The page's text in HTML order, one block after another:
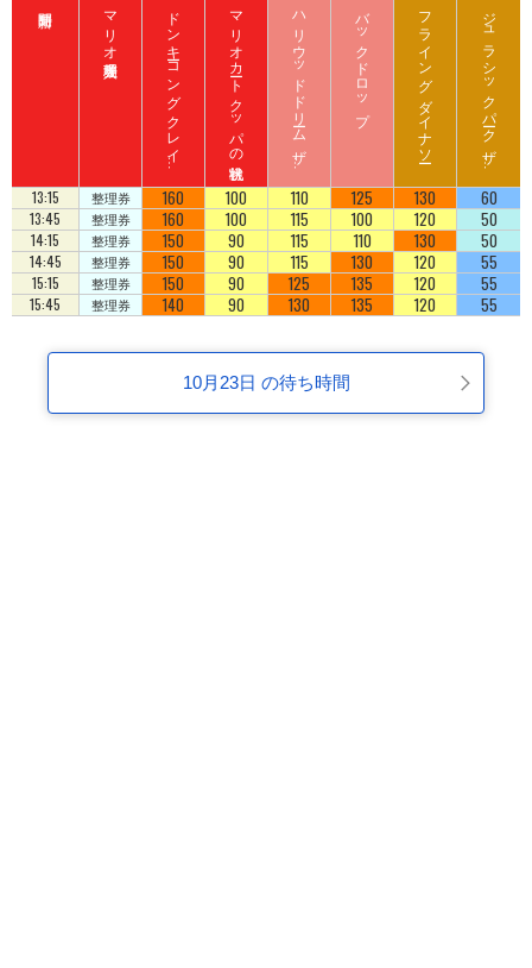
マリオ入場整理券 ド
ン
キ
ーコ
ン
グ
ク
レ
イ
ジ
ート
ロ
ッ
コ
マリオカート クッパの挑戦状 ハ
リ
ウ
ッ
ド
ド
リ
ーム
ザ
ラ
イ
ド
バックドロップ フライング ダイナソー ジ
ュ
ラ
シ
ッ
ク
パ
ーク
ザ
ラ
イ
ド
13:15 整理券 160 100 110 125 130 60
13:45 整理券 160 100 115 100 120 50
14:15 整理券 150 90 115 110 130 50
14:45 整理券 150 90 115 130 120 55
15:15 整理券 150 90 125 135 120 55
15:45 整理券 140 90 130 135 120 55
10月23日 の待ち時間